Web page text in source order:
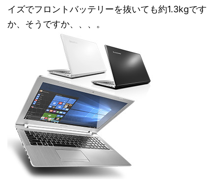
イズでフロントバッテリーを抜いても約1.3kgです
か、そうですか、、、。